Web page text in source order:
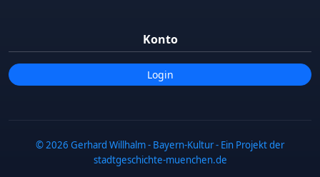
Konto
Login
© 2026 Gerhard Willhalm - Bayern-Kultur - Ein Projekt der
stadtgeschichte-muenchen.de